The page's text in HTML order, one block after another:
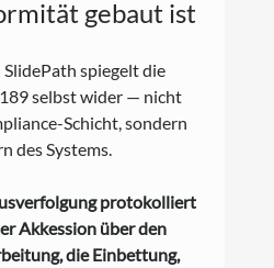
gebaut ist
spiegelt die
selbst wider — nicht
Schicht, sondern
des Systems.
protokolliert
Akkession über den
die Einbettung,